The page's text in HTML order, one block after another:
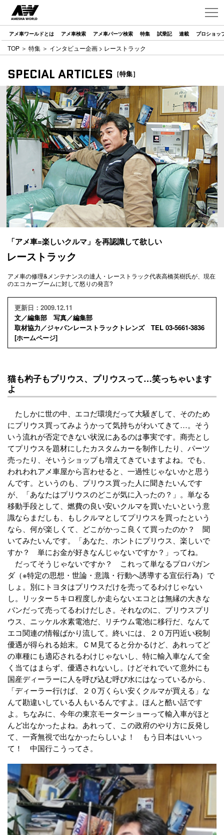
アメ車ワールドとは アメ車検索 アメ車パーツ検索 特集 試乗記 連載 プロショッ
TOP ＞ 特集 ＞ インタビュー企画 > レーストラック
SPECIAL ARTICLES ［特集］
「アメ車=楽しいクルマ」を再認識して欲しい
レーストラック
アメ車の修理&メンテナンスの達人・レーストラック代表高橋英樹氏が、現在
のエコカーブームに対して怒りの発言?
更新日：2009.12.11
文／編集部 写真／編集部
取材協力／ジャパンレーストラックトレンズ TEL 03-5661-3836
[ホームページ]
猫も杓子もプリウス、プリウスって…笑っちゃいます
よ
たしかに世の中、エコだ環境だって大騒ぎして、そのため
にプリウス買ってみようかって気持ちがわいてきて…。そう
いう流れが否定できない状況にあるのは事実です。商売とし
てプリウスを題材にしたカスタムカーを制作したり、パーツ
売ったり、そいうショップも増えてきていますよね。でも、
われわれアメ車屋から言わせると、一過性じゃないかと思う
んです。というのも、プリウス買った人に聞きたいんです
が、「あなたはプリウスのどこが気に入ったの？」。単なる
移動手段として、燃費の良い安いクルマを買いたいという意
識ならまだしも、もしクルマとしてプリウスを買ったという
なら、何が楽しくて、どこがかっこ良くて買ったのか？ 聞
いてみたいんです。「あなた、ホントにプリウス、楽しいで
すか？ 単にお金が好きなんじゃないですか？」ってね。
だってそうじゃないですか？ これって単なるプロパガン
ダ（※特定の思想・世論・意識・行動へ誘導する宣伝行為）で
しょ。別にトヨタはプリウスだけを売ってるわけじゃない
し。リッター５キロ程度しか走らないエコとは無縁の大きな
バンだって売ってるわけだしさ。それなのに、プリウスプリ
ウス、ニッケル水素電池だ、リチウム電池に移行だ、なんて
エコ関連の情報ばかり流して。終いには、２０万円近い税制
優遇が得られる始末。ＣＭ見てると分かるけど、あれってど
の車種にも適応されるわけじゃないし、特に輸入車なんて全
く当てはまらず、優遇されないし。けどそれでいて意外にも
国産ディーラーに人を呼び込む呼び水にはなっているから、
「ディーラー行けば、２０万くらい安くクルマが買える」な
んて勘違いしている人もいるんですよ。ほんと酷い話です
よ。ちなみに、今年の東京モーターショーって輸入車がほと
んど出なかったよね。あれって、この政府のやり方に反発し
て、一斉無視で出なかったらしいよ！ もう日本はいいっ
て！ 中国行こうってさ。